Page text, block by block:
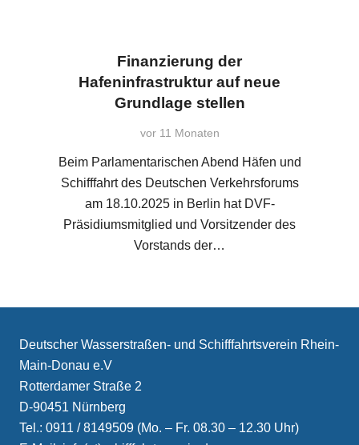
Finanzierung der
Hafeninfrastruktur auf neue
Grundlage stellen
vor 11 Monaten
Beim Parlamentarischen Abend Häfen und
Schifffahrt des Deutschen Verkehrsforums
am 18.10.2025 in Berlin hat DVF-
Präsidiumsmitglied und Vorsitzender des
Vorstands der…
Deutscher Wasserstraßen- und Schifffahrtsverein Rhein-
Main-Donau e.V
Rotterdamer Straße 2
D-90451 Nürnberg
Tel.: 0911 / 8149509 (Mo. – Fr. 08.30 – 12.30 Uhr)